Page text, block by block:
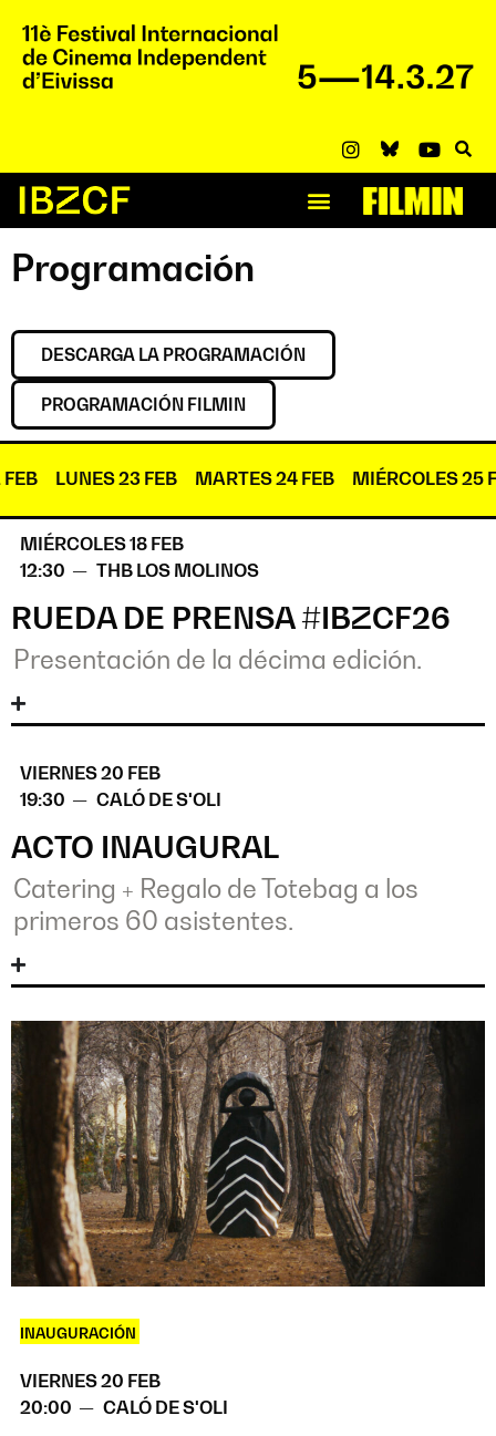
Programación
DESCARGA LA PROGRAMACIÓN
PROGRAMACIÓN FILMIN
LUNES 23 FEB MARTES 24 FEB MIÉRCOLES 25
MIÉRCOLES 18 FEB
12:30 — THB LOS MOLINOS
RUEDA DE PRENSA #IBZCF26
Presentación de la décima edición.
VIERNES 20 FEB
19:30 — CALÓ DE S'OLI
ACTO INAUGURAL
Catering + Regalo de Totebag a los
primeros 60 asistentes.
INAUGURACIÓN
VIERNES 20 FEB
20:00 — CALÓ DE S'OLI